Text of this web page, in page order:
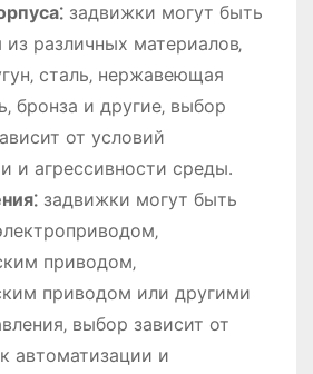
задвижки могут быть
из различных материалов‚
сталь‚ нержавеющая
бронза и другие‚ выбор
от условий
и агрессивности среды․
задвижки могут быть
приводом‚
приводом или другими
выбор зависит от
автоматизации и